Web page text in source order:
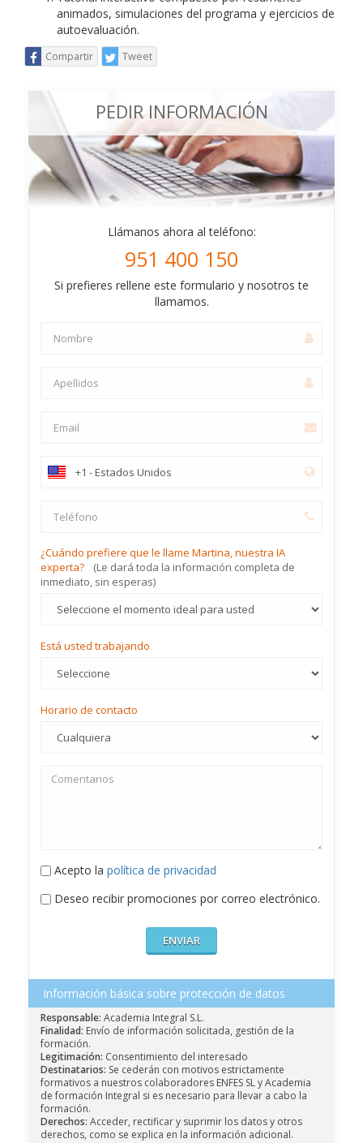
animados, simulaciones del programa y ejercicios de
autoevaluación.
Compartir Tweet
PEDIR INFORMACIÓN
Llámanos ahora al teléfono:
951 400 150
Si prefieres rellene este formulario y nosotros te
llamamos.
¿Cuándo prefiere que le llame Martina, nuestra IA
experta?
(Le dará toda la información completa de
inmediato, sin esperas)
Está usted trabajando
Horario de contacto
Acepto la política de privacidad
Deseo recibir promociones por correo electrónico.
Información básica sobre protección de datos
Responsable: Academia Integral S.L.
Finalidad: Envío de información solicitada, gestión de la
formación.
Legitimación: Consentimiento del interesado
Destinatarios: Se cederán con motivos estrictamente
formativos a nuestros colaboradores ENFES SL y Academia
de formación Integral si es necesario para llevar a cabo la
formación.
Derechos: Acceder, rectificar y suprimir los datos y otros
derechos, como se explica en la información adicional.